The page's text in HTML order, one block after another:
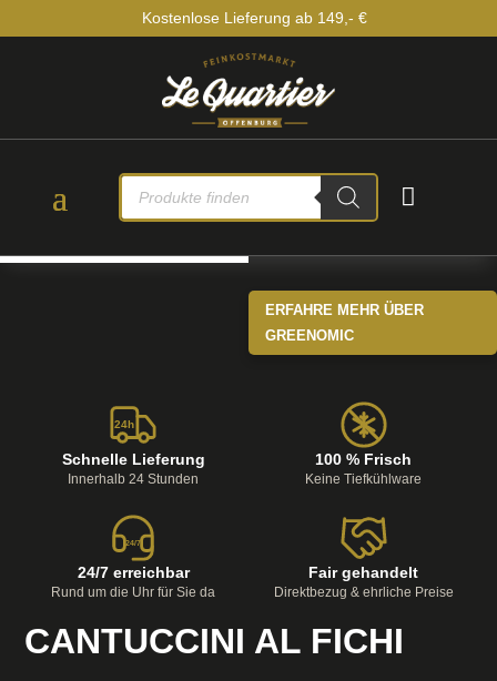
Kostenlose Lieferung ab 149,- €
PRODUCTS
SEARCH

CANTUCCINI AL FICHI
ERFAHRE MEHR ÜBER
GREENOMIC
24h
Schnelle Lieferung
Innerhalb 24 Stunden
100 % Frisch
Keine Tiefkühlware
24/7
24/7 erreichbar
Rund um die Uhr für Sie da
Fair gehandelt
Direktbezug & ehrliche Preise